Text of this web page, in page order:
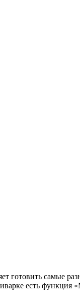
готовить самые
есть функция